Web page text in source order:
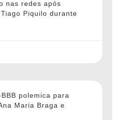
nas redes após
Piquilo durante
polemica para
Maria Braga e